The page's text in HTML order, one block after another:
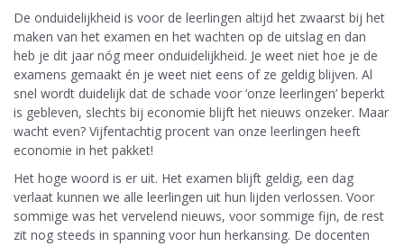
De onduidelijkheid is voor de leerlingen altijd het zwaarst bij het
maken van het examen en het wachten op de uitslag en dan
heb je dit jaar nóg meer onduidelijkheid. Je weet niet hoe je de
examens gemaakt én je weet niet eens of ze geldig blijven. Al
snel wordt duidelijk dat de schade voor ‘onze leerlingen’ beperkt
is gebleven, slechts bij economie blijft het nieuws onzeker. Maar
wacht even? Vijfentachtig procent van onze leerlingen heeft
economie in het pakket!
Het hoge woord is er uit. Het examen blijft geldig, een dag
verlaat kunnen we alle leerlingen uit hun lijden verlossen. Voor
sommige was het vervelend nieuws, voor sommige fijn, de rest
zit nog steeds in spanning voor hun herkansing. De docenten